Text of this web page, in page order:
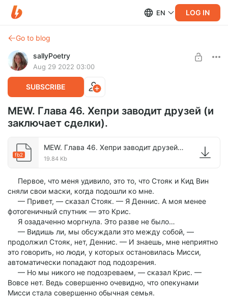
EN LOG IN
Go to blog
sallyPoetry
Aug 29 2022 03:00
SUBSCRIBE
MEW. Глава 46. Хепри заводит друзей (и
заключает сделки).
fb2
MEW. Глава 46. Хепри заводит друзей (и заключаетсделки)..fb2
19.84 Kb
Первое, что меня удивило, это то, что Стояк и Кид Вин
сняли свои маски, когда подошли ко мне.
— Привет, — сказал Стояк. — Я Деннис. А моя менее
фотогеничный спутник — это Крис.
Я озадаченно моргнула. Это разве не было…
— Видишь ли, мы обсуждали это между собой, —
продолжил Стояк, нет, Деннис. — И знаешь, мне неприятно
это говорить, но люди, у которых остановилась Мисси,
автоматически попадают под подозрения.
— Но мы никого не подозреваем, — сказал Крис. —
Вовсе нет. Ведь совершенно очевидно, что опекунами
Мисси стала совершенно обычная семья.